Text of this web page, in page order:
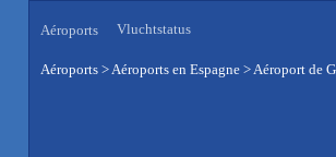
Aéroports Vluchtstatus
Aéroports >Aéroports en Espagne >Aéroport de